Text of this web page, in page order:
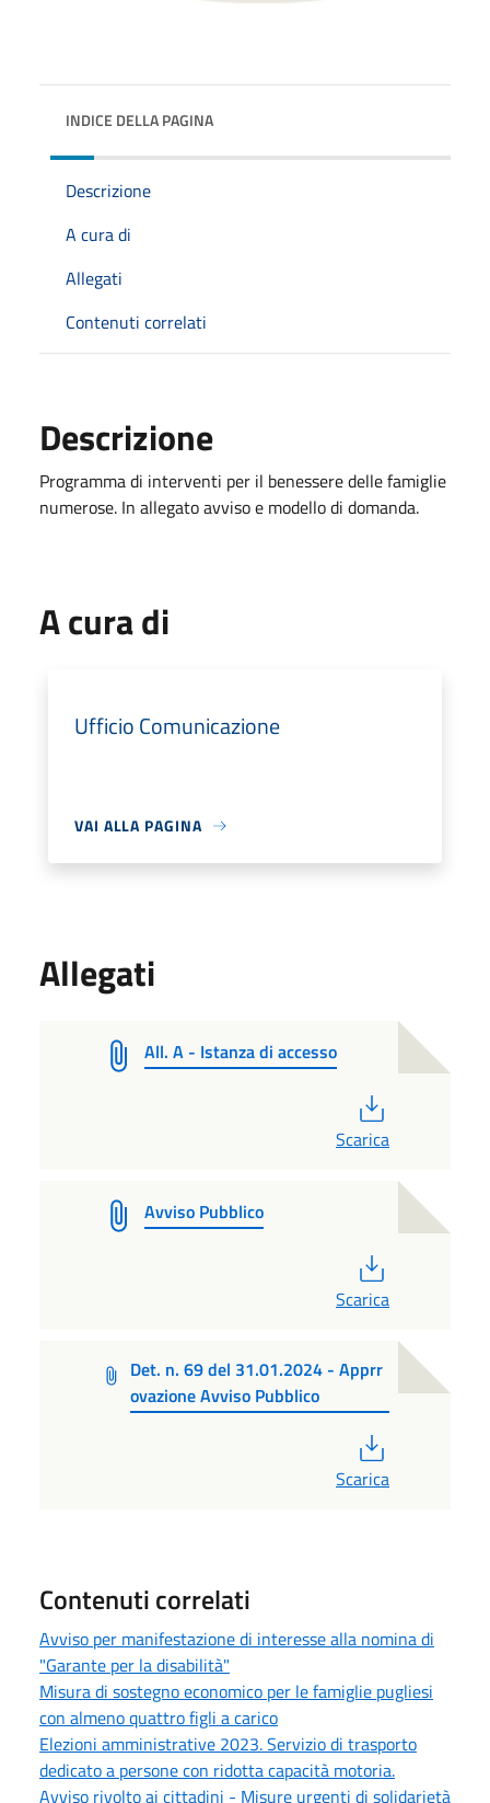
INDICE DELLA PAGINA
Descrizione
A cura di
Allegati
Contenuti correlati
Descrizione
Programma di interventi per il benessere delle famiglie
numerose. In allegato avviso e modello di domanda.
A cura di
Ufficio Comunicazione
VAI ALLA PAGINA
Allegati
All. A - Istanza di accesso
Scarica
Avviso Pubblico
Scarica
Det. n. 69 del 31.01.2024 - Apprr
ovazione Avviso Pubblico
Scarica
Contenuti correlati
Avviso per manifestazione di interesse alla nomina di
"Garante per la disabilità"
Misura di sostegno economico per le famiglie pugliesi
con almeno quattro figli a carico
Elezioni amministrative 2023. Servizio di trasporto
dedicato a persone con ridotta capacità motoria.
Avviso rivolto ai cittadini - Misure urgenti di solidarietà